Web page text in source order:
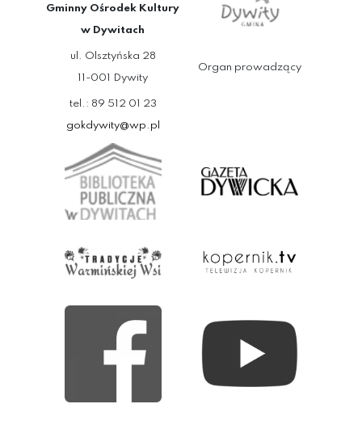
Gminny Ośrodek Kultury
w Dywitach
ul. Olsztyńska 28
11-001 Dywity
tel.: 89 512 01 23
gokdywity@wp.pl
Organ prowadzący